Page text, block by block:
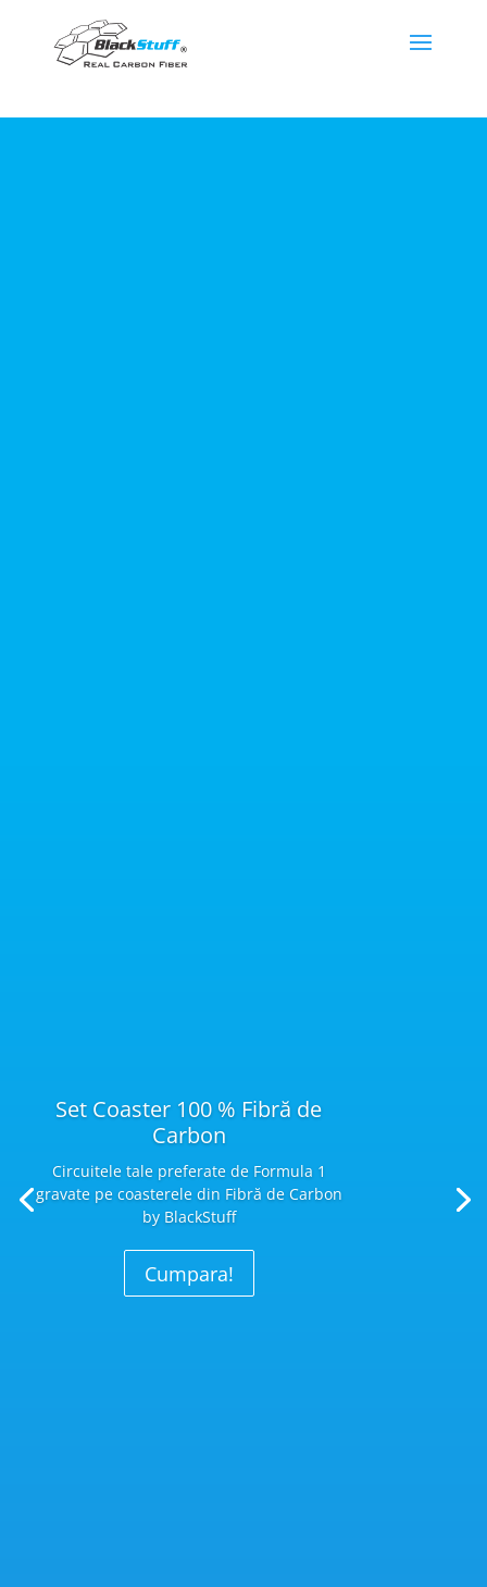
Set Coaster 100 % Fibră de
Carbon
Circuitele tale preferate de Formula 1
gravate pe coasterele din Fibră de Carbon
by BlackStuff
Cumpara!